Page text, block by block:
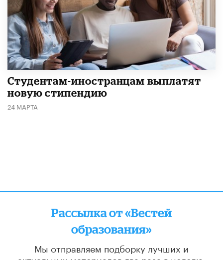
Студентам-иностранцам выплатят
новую стипендию
24 МАРТА
Рассылка от «Вестей
образования»
Мы отправляем подборку лучших и